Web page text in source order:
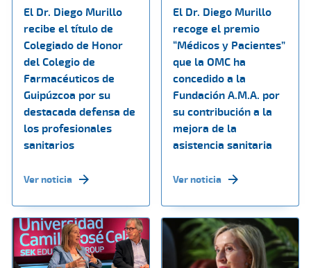
El Dr. Diego Murillo
recibe el título de
Colegiado de Honor
del Colegio de
Farmacéuticos de
Guipúzcoa por su
destacada defensa de
los profesionales
sanitarios
Ver noticia
El Dr. Diego Murillo
recoge el premio
“Médicos y Pacientes”
que la OMC ha
concedido a la
Fundación A.M.A. por
su contribución a la
mejora de la
asistencia sanitaria
Ver noticia